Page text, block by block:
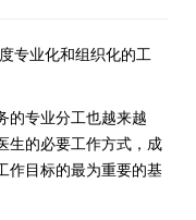
专业化和组织化的工
的专业分工也越来越
生的必要工作方式，成
作目标的最为重要的基